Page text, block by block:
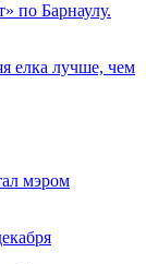
по Барнаулу.
елка лучше, чем
мэром